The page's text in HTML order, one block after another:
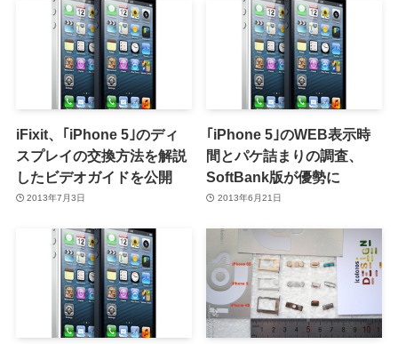
iFixit、｢iPhone 5｣のディ
スプレイの交換方法を解説
したビデオガイドを公開
2013年7月3日
｢iPhone 5｣のWEB表示時
間とパケ詰まりの調査、
SoftBank版が優勢に
2013年6月21日